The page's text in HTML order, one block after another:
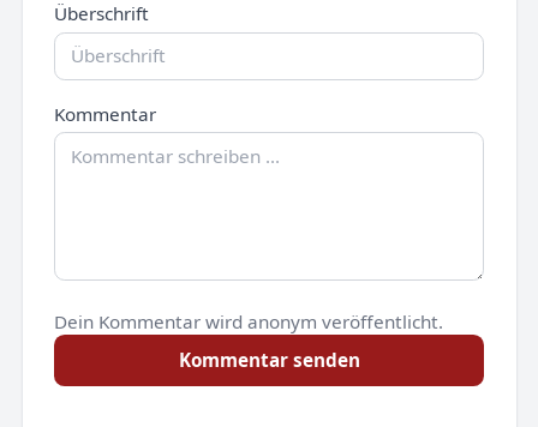
Überschrift
Kommentar
Dein Kommentar wird anonym veröffentlicht.
Kommentar senden